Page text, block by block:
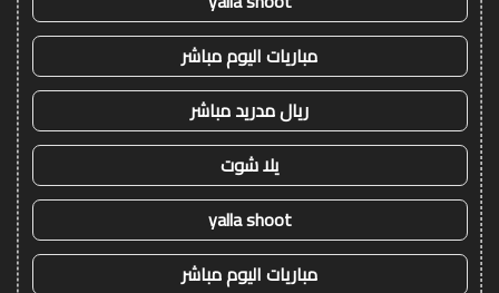
مباريات اليوم مباشر
ريال مدريد مباشر
يلا شوت
yalla shoot
مباريات اليوم مباشر